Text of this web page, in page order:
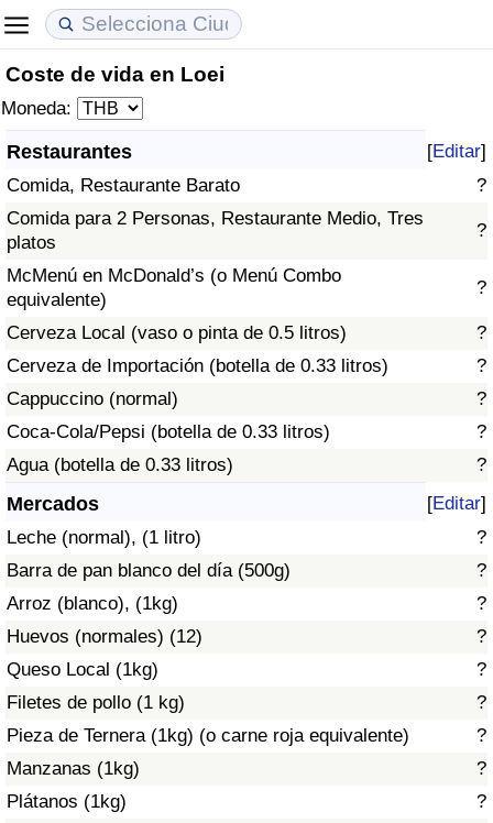
Coste de vida en Loei
Moneda:
Restaurantes [Editar]
Comida, Restaurante Barato
?
Comida para 2 Personas, Restaurante Medio, Tres
platos
?
McMenú en McDonald’s (o Menú Combo
equivalente)
?
Cerveza Local (vaso o pinta de 0.5 litros)
?
Cerveza de Importación (botella de 0.33 litros)
?
Cappuccino (normal)
?
Coca-Cola/Pepsi (botella de 0.33 litros)
?
Agua (botella de 0.33 litros)
?
Mercados [Editar]
Leche (normal), (1 litro)
?
Barra de pan blanco del día (500g)
?
Arroz (blanco), (1kg)
?
Huevos (normales) (12)
?
Queso Local (1kg)
?
Filetes de pollo (1 kg)
?
Pieza de Ternera (1kg) (o carne roja equivalente)
?
Manzanas (1kg)
?
Plátanos (1kg)
?
Coste de vida
Índice de Costo de Vida
Índice de costo de vida por país
en aqaba
Precios de las propiedades
Índice de Precios de Inmuebles
Índice de Precios de Inmuebles por País
Calidad de Vida
Índice de Calidad de Vida (Actual)
Índice de calidad de vida por país
Delincuencia
Calificación del Índice de Criminalidad
(Actual)
Índice de Criminalidad
Índice de criminalidad por país
Sanidad
Índice de Sanidad (Actual)
Índice de Sanidad
Índice de Sanidad por País
Contaminación